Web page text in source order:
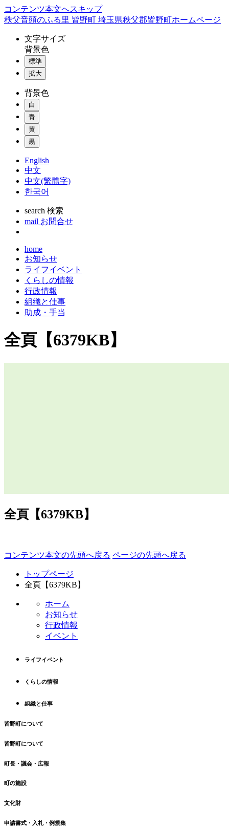
コンテンツ本文へスキップ
秩父音頭のふる里 皆野町 埼玉県秩父郡皆野町ホームページ
文字サイズ
背景色
標準
拡大
背景色
白
青
黄
黒
English
中文
中文(繁體字)
한국어
search 検索
mail お問合せ
home
お知らせ
ライフイベント
くらしの情報
行政情報
組織と仕事
助成・手当
全頁【6379KB】
全頁【6379KB】
コンテンツ本文の先頭へ戻る ページの先頭へ戻る
トップページ
全頁【6379KB】
ホーム
お知らせ
行政情報
イベント
ライフイベント
くらしの情報
組織と仕事
皆野町について
皆野町について
町長・議会・広報
町の施設
文化財
申請書式・入札・例規集